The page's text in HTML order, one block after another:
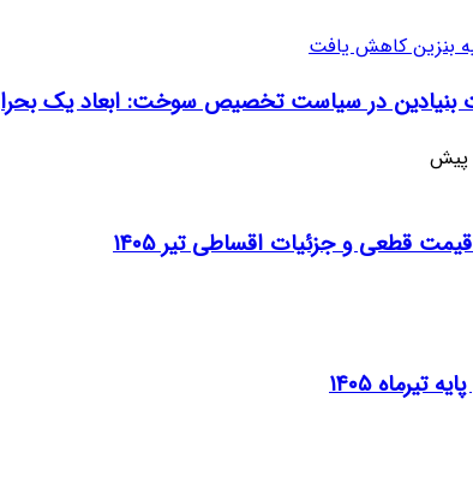
بنیادین در سیاست تخصیص سوخت: ابعاد یک
۱۴۰۵